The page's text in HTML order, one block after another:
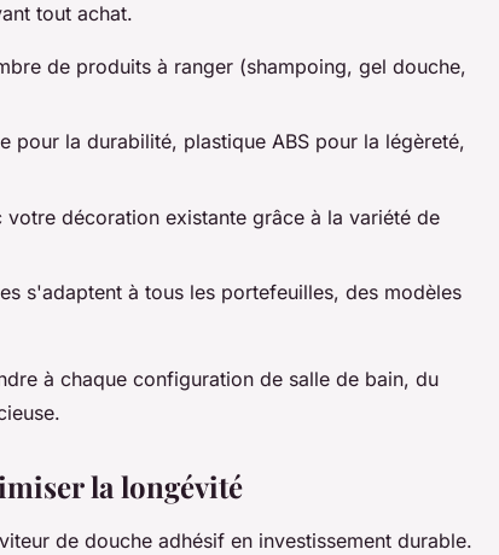
tout achat.
de produits à ranger (shampoing, gel douche,
pour la durabilité, plastique ABS pour la légèreté,
votre décoration existante grâce à la variété de
s'adaptent à tous les portefeuilles, des modèles
à chaque configuration de salle de bain, du
la longévité
de douche adhésif en investissement durable.